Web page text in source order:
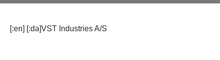
[:en] [:da]VST Industries A/S